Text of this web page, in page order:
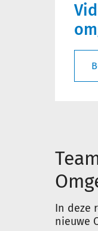
In deze
nieuwe